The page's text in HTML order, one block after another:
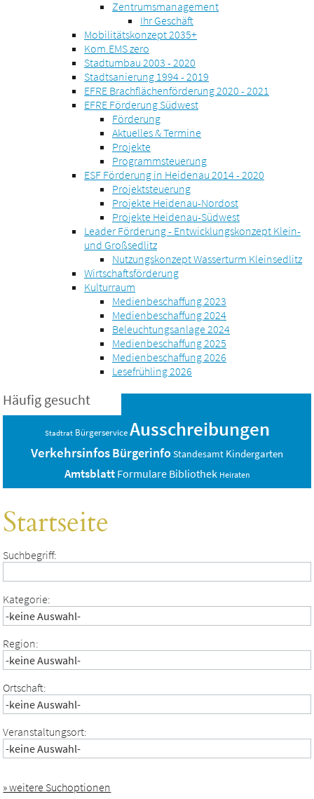
Zentrumsmanagement
Ihr Geschäft
Mobilitätskonzept 2035+
Kom.EMS zero
Stadtumbau 2003 - 2020
Stadtsanierung 1994 - 2019
EFRE Brachflächenförderung 2020 - 2021
EFRE Förderung Südwest
Förderung
Aktuelles & Termine
Projekte
Programmsteuerung
ESF Förderung in Heidenau 2014 - 2020
Projektsteuerung
Projekte Heidenau-Nordost
Projekte Heidenau-Südwest
Leader Förderung - Entwicklungskonzept Klein-
und Großsedlitz
Nutzungskonzept Wasserturm Kleinsedlitz
Wirtschaftsförderung
Kulturraum
Medienbeschaffung 2023
Medienbeschaffung 2024
Beleuchtungsanlage 2024
Medienbeschaffung 2025
Medienbeschaffung 2026
Lesefrühling 2026
Häufig gesucht
Stadtrat Bürgerservice Ausschreibungen
VerkehrsinfosBürgerinfoStandesamt Kindergarten
Amtsblatt Formulare Bibliothek Heiraten
Startseite
Suchbegriff:
Kategorie:
Region:
Ortschaft:
Veranstaltungsort:
» weitere Suchoptionen